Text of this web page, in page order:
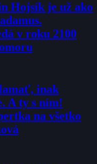
Hojsík je už ako
v roku 2100
inak
A ty s ním!
na všetko